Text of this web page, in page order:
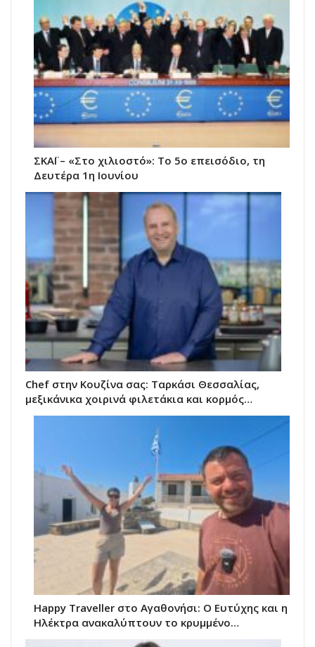
ΣΚΑΪ – «Στο χιλιοστό»: Το 5ο επεισόδιο, τη
Δευτέρα 1η Ιουνίου
Chef στην Κουζίνα σας: Ταρκάσι Θεσσαλίας,
μεξικάνικα χοιρινά φιλετάκια και κορμός…
Happy Traveller στο Αγαθονήσι: Ο Ευτύχης και η
Ηλέκτρα ανακαλύπτουν το κρυμμένο…